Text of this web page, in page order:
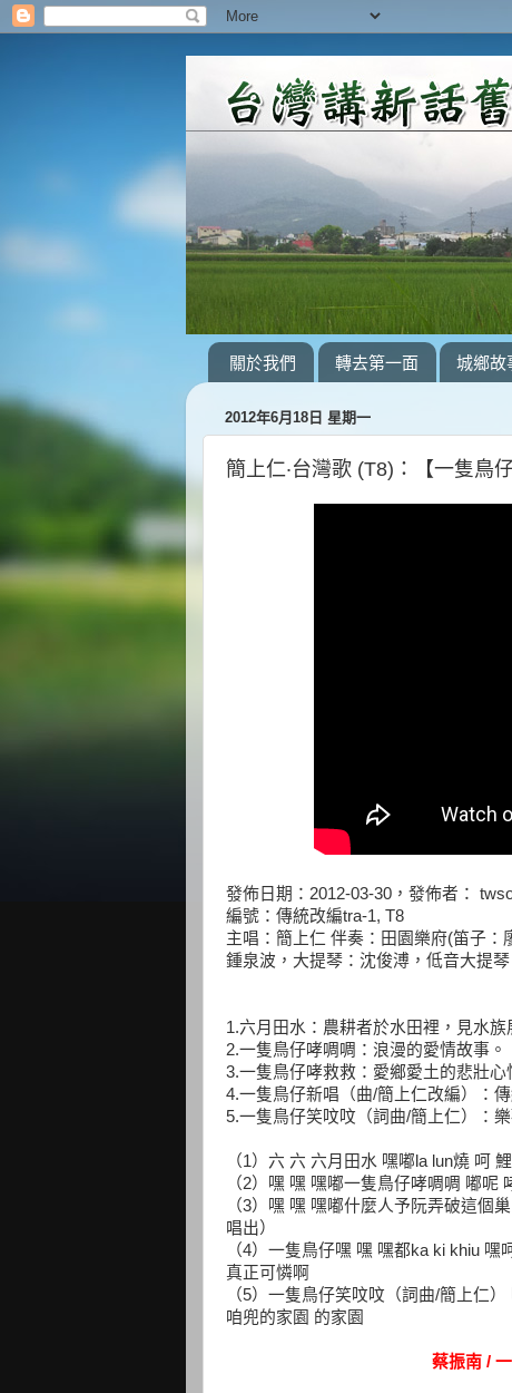
關於我們 轉去第一面 城鄉故
2012年6月18日 星期一
簡上仁‧台灣歌 (T8)：【一隻鳥
發佈日期：2012-03-30，發佈者：
編號：傳統改編tra-1, T8
主唱：簡上仁 伴奏：田園樂府(笛子：
鍾泉波，大提琴：沈俊溥，低音大提
1.六月田水：農耕者於水田裡，見水族
2.一隻鳥仔哮啁啁：浪漫的愛情故事。
3.一隻鳥仔哮救救：愛鄉愛土的悲壯心
4.一隻鳥仔新唱（曲/簡上仁改編）：
5.一隻鳥仔笑呅呅（詞曲/簡上仁）：
（1）六 六 六月田水 嘿嘟la lun燒 呵
（2）嘿 嘿 嘿嘟一隻鳥仔哮啁啁 嘟呢
（3）嘿 嘿 嘿嘟什麼人予阮弄破這個
唱出）
（4）一隻鳥仔嘿 嘿 嘿都ka ki khiu
真正可憐啊
（5）一隻鳥仔笑呅呅（詞曲/簡上仁
咱兜的家園 的家園
蔡振南 /